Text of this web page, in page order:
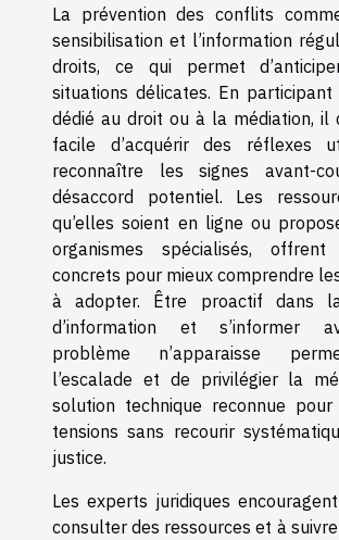
La prévention des conflits
sensibilisation et l’information
droits, ce qui permet
situations délicates. En
dédié au droit ou à la médiation, il
facile d’acquérir des réflexes
reconnaître les signes avant-
désaccord potentiel. Les
qu’elles soient en ligne ou
organismes spécialisés,
concrets pour mieux comprendre
à adopter. Être proactif dans
d’information et s’informer
problème n’apparaisse
l’escalade et de privilégier la
solution technique reconnue
tensions sans recourir
justice.
Les experts juridiques
consulter des ressources et à